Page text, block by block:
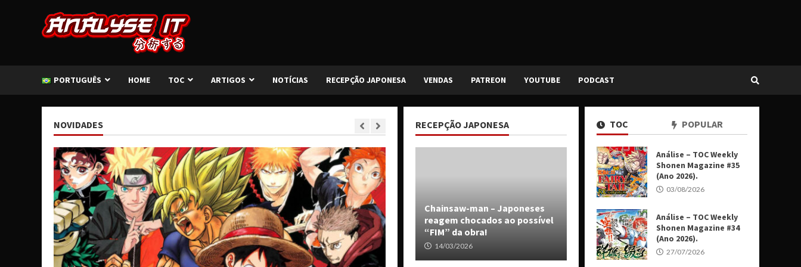
PORTUGUÊS HOME TOC ARTIGOS NOTÍCIAS RECEPÇÃO JAPONESA VENDAS PATREON YOUTUBE PODCAST
NOVIDADES TOC POPULAR
Análise – TOC Weekly
Shonen Magazine #35
(Ano 2026).
03/08/2026
Análise – TOC Weekly
Shonen Magazine #34
(Ano 2026).
27/07/2026
RECEPÇÃO JAPONESA
Chainsaw-man – Japoneses
reagem chocados ao possível
“FIM” da obra!
14/03/2026